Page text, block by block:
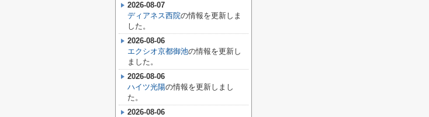
2026-08-07
ディアネス西院の情報を更新しま
した。
2026-08-06
エクシオ京都御池の情報を更新し
ました。
2026-08-06
ハイツ光陽の情報を更新しまし
た。
2026-08-06